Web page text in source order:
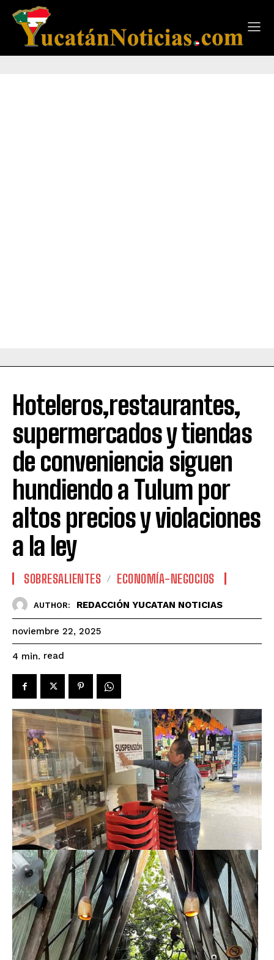
Hoteleros,restaurantes,
supermercados y tiendas
de conveniencia siguen
hundiendo a Tulum por
altos precios y violaciones
a la ley
SOBRESALIENTES ECONOMÍA-NEGOCIOS
AUTHOR: REDACCIÓN YUCATAN NOTICIAS
noviembre 22, 2025
4 min. read